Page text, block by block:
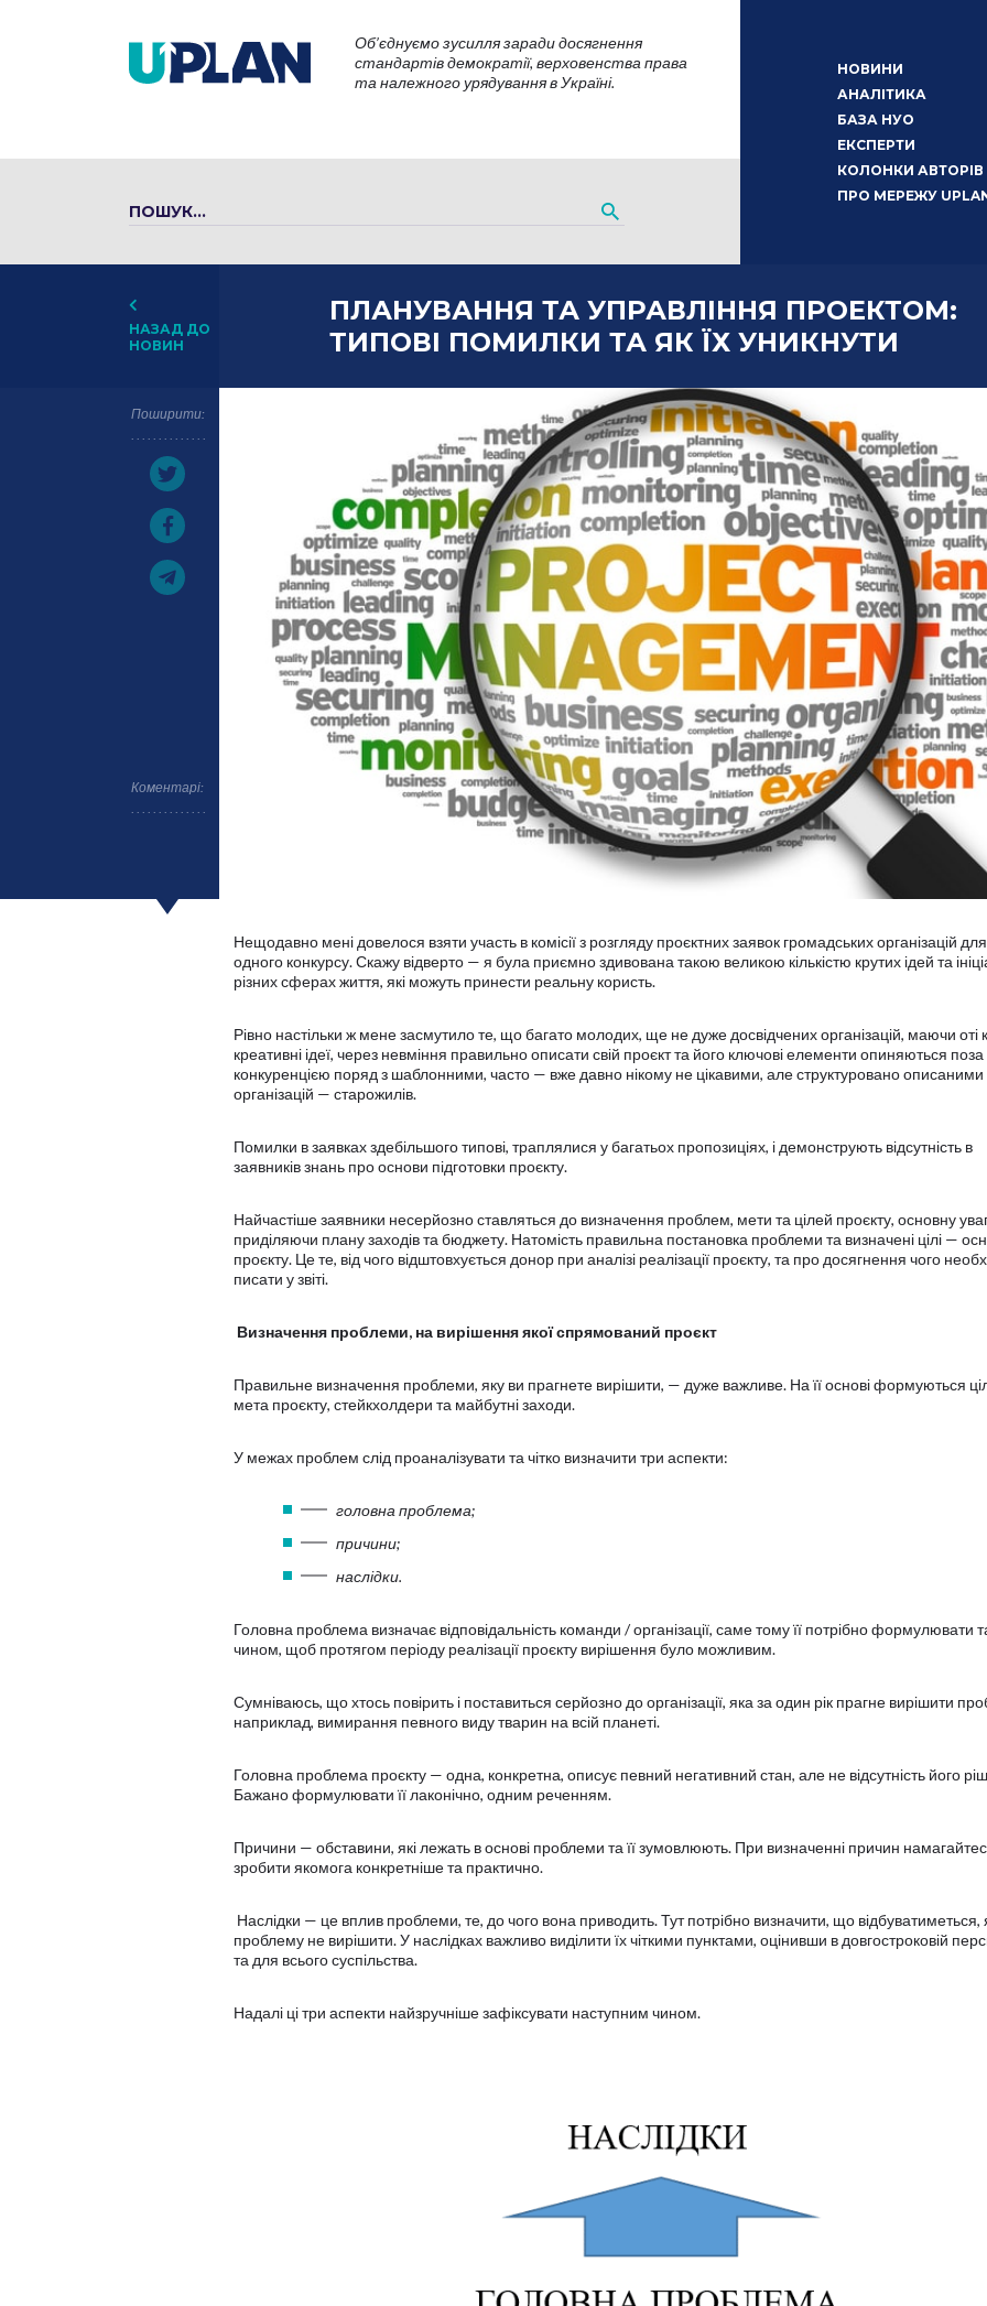
Об’єднуємо зусилля заради досягнення
стандартів демократії, верховенства права
та належного урядування в Україні.
НОВИНИ
АНАЛІТИКА
БАЗА НУО
ЕКСПЕРТИ
КОЛОНКИ АВТОРІВ
ПРО МЕРЕЖУ
НАЗАД ДО
НОВИН
Поширити:
Коментарі:
ПЛАНУВАННЯ ТА УПРАВЛІННЯ ПРОЕКТОМ:
ТИПОВІ ПОМИЛКИ ТА ЯК ЇХ УНИКНУТИ
Нещодавно мені довелося взяти участь в комісії з розгляду проєктних заявок громадських організацій для
одного конкурсу. Скажу відверто — я була приємно здивована такою великою кількістю крутих ідей та
різних сферах життя, які можуть принести реальну користь.
Рівно настільки ж мене засмутило те, що багато молодих, ще не дуже досвідчених організацій, маючи оті
креативні ідеї, через невміння правильно описати свій проєкт та його ключові елементи опиняються поза
конкуренцією поряд з шаблонними, часто — вже давно нікому не цікавими, але структуровано описаними
організацій — старожилів.
Помилки в заявках здебільшого типові, траплялися у багатьох пропозиціях, і демонструють відсутність в
заявників знань про основи підготовки проєкту.
Найчастіше заявники несерйозно ставляться до визначення проблем, мети та цілей проєкту, основну
приділяючи плану заходів та бюджету. Натомість правильна постановка проблеми та визначені цілі —
проєкту. Це те, від чого відштовхується донор при аналізі реалізації проєкту, та про досягнення чого
писати у звіті.
Визначення проблеми, на вирішення якої спрямований проєкт
Правильне визначення проблеми, яку ви прагнете вирішити, — дуже важливе. На її основі формуються
мета проєкту, стейкхолдери та майбутні заходи.
У межах проблем слід проаналізувати та чітко визначити три аспекти:
головна проблема;
причини;
наслідки.
Головна проблема визначає відповідальність команди / організації, саме тому її потрібно формулювати
чином, щоб протягом періоду реалізації проєкту вирішення було можливим.
Сумніваюсь, що хтось повірить і поставиться серйозно до організації, яка за один рік прагне вирішити
наприклад, вимирання певного виду тварин на всій планеті.
Головна проблема проєкту — одна, конкретна, описує певний негативний стан, але не відсутність його
Бажано формулювати її лаконічно, одним реченням.
Причини — обставини, які лежать в основі проблеми та її зумовлюють. При визначенні причин
зробити якомога конкретніше та практично.
Наслідки — це вплив проблеми, те, до чого вона приводить. Тут потрібно визначити, що
проблему не вирішити. У наслідках важливо виділити їх чіткими пунктами, оцінивши в довгостроковій
та для всього суспільства.
Надалі ці три аспекти найзручніше зафіксувати наступним чином.